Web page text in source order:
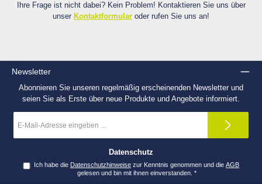
Ihre Frage ist nicht dabei? Kein Problem! Kontaktieren Sie uns über
unser Kontaktformular oder rufen Sie uns an!
Newsletter
Abonnieren Sie unseren regelmäßig erscheinenden Newsletter und
seien Sie als Erste über neue Produkte und Angebote informiert.
Mail-
*
Datenschutz
Ich habe die Datenschutzhinweisezur Kenntnis genommen und die AGB
gelesen und bin mit ihnen einverstanden. *